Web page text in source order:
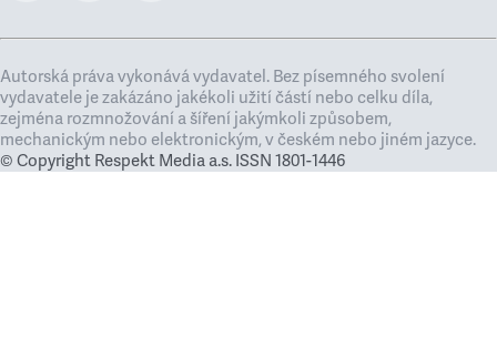
Autorská práva vykonává vydavatel. Bez písemného svolení
vydavatele je zakázáno jakékoli užití částí nebo celku díla,
zejména rozmnožování a šíření jakýmkoli způsobem,
mechanickým nebo elektronickým, v českém nebo jiném jazyce.
© Copyright Respekt Media a.s. ISSN 1801-1446